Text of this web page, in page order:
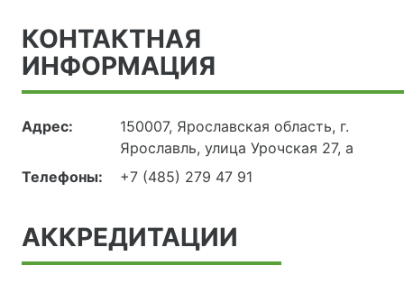
КОНТАКТНАЯ
ИНФОРМАЦИЯ
Адрес:
150007, Ярославская область, г.
Ярославль, улица Урочская 27, а
Телефоны:
+7 (485) 279 47 91
АККРЕДИТАЦИИ